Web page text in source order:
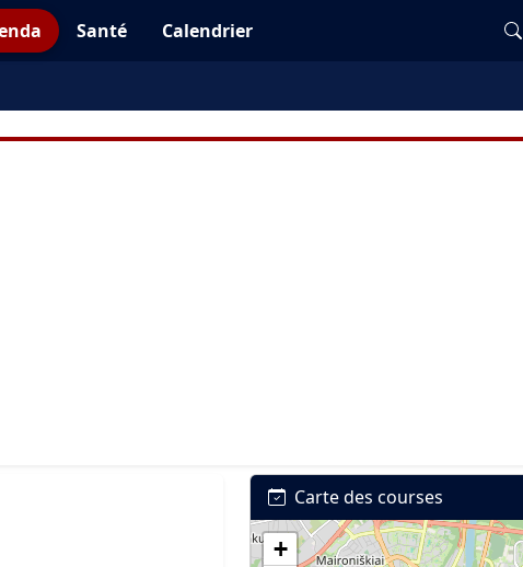
Santé Calendrier
Carte des courses
+